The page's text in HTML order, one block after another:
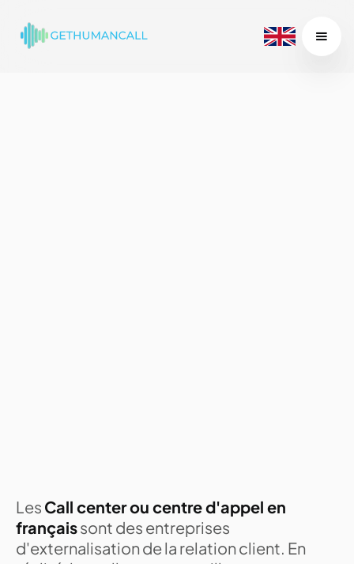
Les Call center ou centre d'appel en
françaissont des entreprises
d'externalisation de la relation client. En